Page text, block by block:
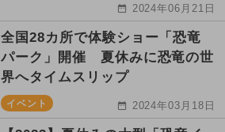
2024年06月21日
全国28カ所で体験ショー「恐竜
パーク」開催 夏休みに恐竜の世
界へタイムスリップ
イベント 2024年03月18日